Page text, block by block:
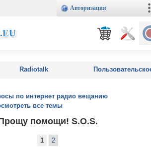
Авторизация
Radiotalk
по интернет радио вещанию
все темы
помощи! S.O.S.
1 2